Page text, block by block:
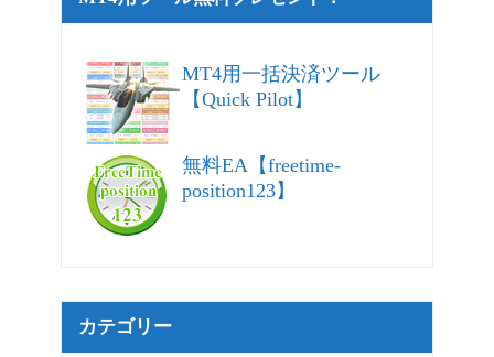
MT4用一括決済ツール
【Quick Pilot】
無料EA【freetime-
position123】
カテゴリー